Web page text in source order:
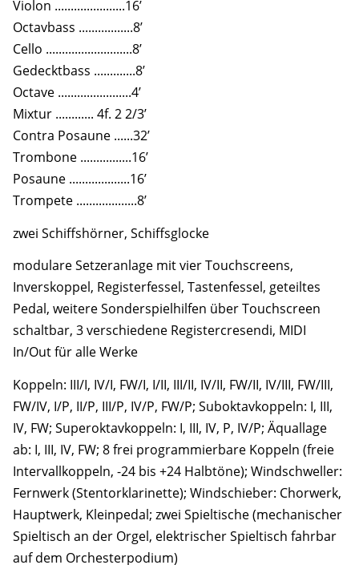
Violon ......................16’
Octavbass .................8’
Cello ...........................8’
Gedecktbass .............8’
Octave .......................4’
Mixtur ............ 4f. 2 2/3’
Contra Posaune ......32’
Trombone ................16’
Posaune ...................16’
Trompete ...................8’
zwei Schiffshörner, Schiffsglocke
modulare Setzeranlage mit vier Touchscreens,
Inverskoppel, Registerfessel, Tastenfessel, geteiltes
Pedal, weitere Sonderspielhilfen über Touchscreen
schaltbar, 3 verschiedene Registercresendi, MIDI
In/Out für alle Werke
Koppeln: III/I, IV/I, FW/I, I/II, III/II, IV/II, FW/II, IV/III, FW/III,
FW/IV, I/P, II/P, III/P, IV/P, FW/P; Suboktavkoppeln: I, III,
IV, FW; Superoktavkoppeln: I, III, IV, P, IV/P; Äquallage
ab: I, III, IV, FW; 8 frei programmierbare Koppeln (freie
Intervallkoppeln, -24 bis +24 Halbtöne); Windschweller:
Fernwerk (Stentorklarinette); Windschieber: Chorwerk,
Hauptwerk, Kleinpedal; zwei Spieltische (mechanischer
Spieltisch an der Orgel, elektrischer Spieltisch fahrbar
auf dem Orchesterpodium)